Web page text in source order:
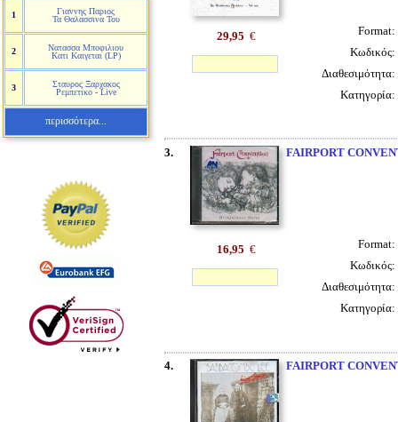
1
Γιαννης Παριος
Τα Θαλασσινα Του
2
Νατασσα Μποφιλιου
Κατι Καιγεται (LP)
3
Σταυρος Ξαρχακος
Ρεμπετικο - Live
περισσότερα...
29,95 € Format:
Κωδικός:
Διαθεσιμότητα:
Κατηγορία:
3. FAIRPORT
16,95 € Format:
Κωδικός:
Διαθεσιμότητα:
Κατηγορία:
4. FAIRPORT